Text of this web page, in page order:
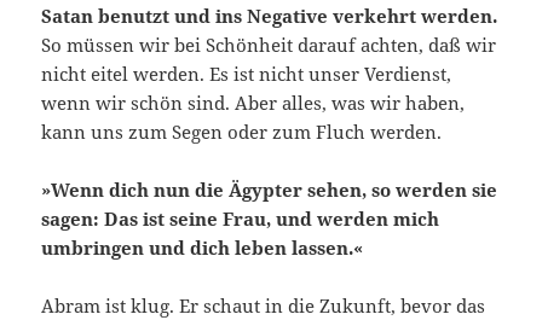
Satan benutzt und ins Negative verkehrt werden.
So müssen wir bei Schönheit darauf achten, daß wir
nicht eitel werden. Es ist nicht unser Verdienst,
wenn wir schön sind. Aber alles, was wir haben,
kann uns zum Segen oder zum Fluch werden.
»Wenn dich nun die Ägypter sehen, so werden sie
sagen: Das ist seine Frau, und werden mich
umbringen und dich leben lassen.«
Abram ist klug. Er schaut in die Zukunft, bevor das